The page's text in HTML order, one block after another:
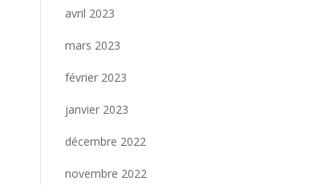
avril 2023
mars 2023
février 2023
janvier 2023
décembre 2022
novembre 2022